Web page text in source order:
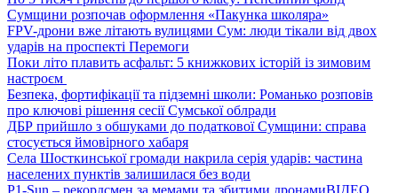
Сумщини розпочав оформлення «Пакунка школяра»
FPV-дрони вже літають вулицями Сум: люди тікали від двох
ударів на проспекті Перемоги
Поки літо плавить асфальт: 5 книжкових історій із зимовим
настроєм
Безпека, фортифікації та підземні школи: Романько розповів
про ключові рішення сесії Сумської облради
ДБР прийшло з обшуками до податкової Сумщини: справа
стосується ймовірного хабаря
Села Шосткинської громади накрила серія ударів: частина
населених пунктів залишилася без води
P1-Sun – рекордсмен за мемами та збитими дронамиВІДЕО